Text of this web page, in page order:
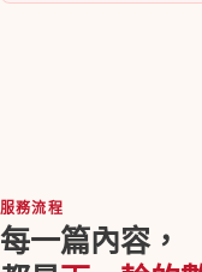
服務流程
每一篇內容，